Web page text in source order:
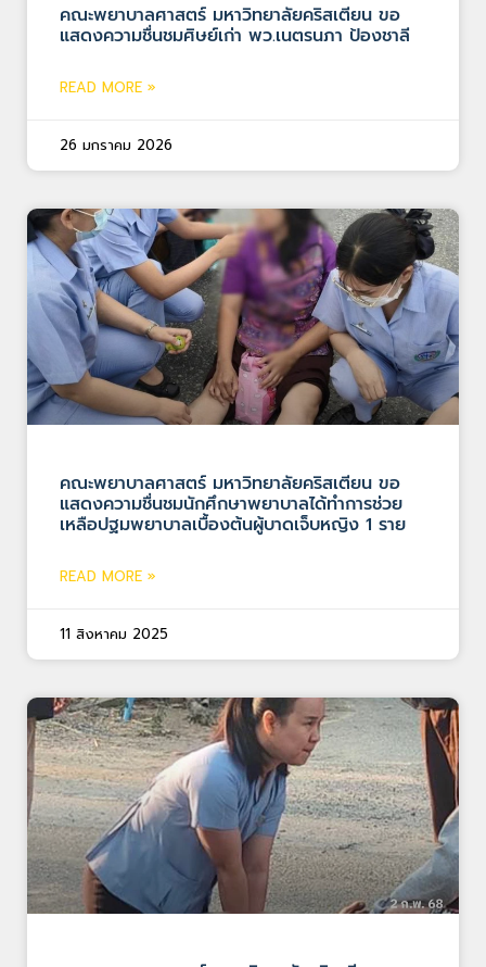
คณะพยาบาลศาสตร์ มหาวิทยาลัยคริสเตียน ขอ
แสดงความชื่นชมศิษย์เก่า พว.เนตรนภา ป้องชาลี
READ MORE »
26 มกราคม 2026
คณะพยาบาลศาสตร์ มหาวิทยาลัยคริสเตียน ขอ
แสดงความชื่นชมนักศึกษาพยาบาลได้ทำการช่วย
เหลือปฐมพยาบาลเบื้องต้นผู้บาดเจ็บหญิง 1 ราย
READ MORE »
11 สิงหาคม 2025